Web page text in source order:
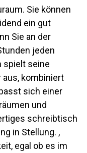
Sie können
ein gut
Sie an der
jeden
spielt seine
aus, kombiniert
sich einer
und
schreibtisch
in Stellung. ,
egal ob es im